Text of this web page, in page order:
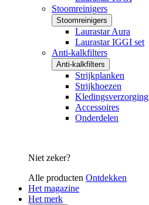
Stoomreinigers
Stoomreinigers
Laurastar Aura
Laurastar IGGI set
Anti-kalkfilters
Anti-kalkfilters
Strijkplanken
Strijkhoezen
Kledingsverzorging
Accessoires
Onderdelen
Niet zeker?
Alle producten Ontdekken
Het magazine
Het merk